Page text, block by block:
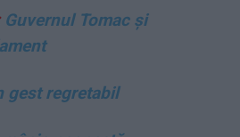
Guvernul Tomac și
gest regretabil